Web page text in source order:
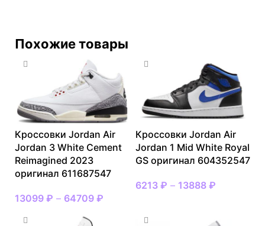
Похожие товары
Кроссовки Jordan Air
Jordan 3 White Cement
Reimagined 2023
оригинал 611687547
13099 ₽ – 64709 ₽
Кроссовки Jordan Air
Jordan 1 Mid White Royal
GS оригинал 604352547
6213 ₽ – 13888 ₽